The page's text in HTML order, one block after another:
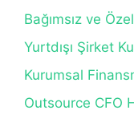
Bağımsız ve
Yurtdışı Şirket
Kurumsal
Outsource CFO